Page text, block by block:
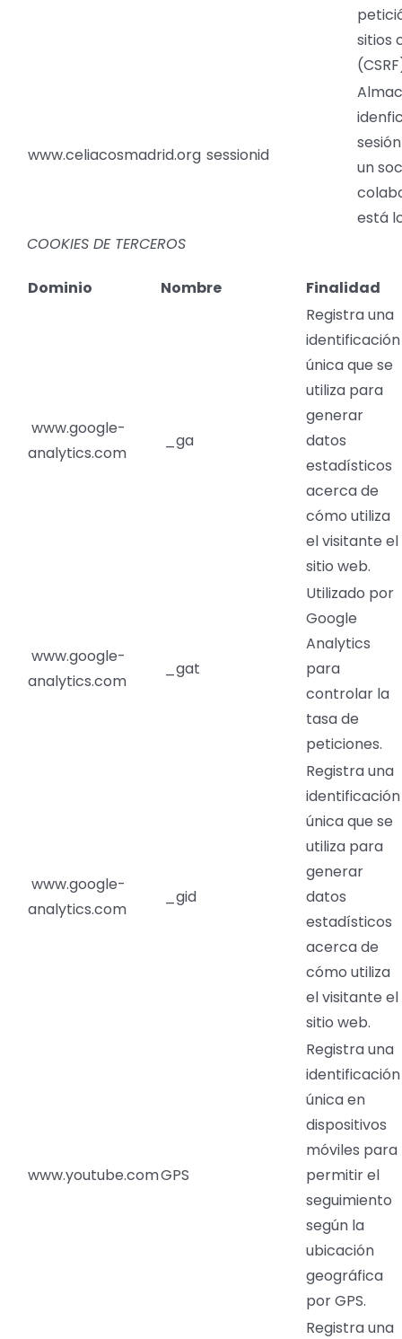
sitios
www.celiacosmadrid.org sessionid
un
está
COOKIES DE TERCEROS
Dominio Nombre Finalidad
www.google-
analytics.com
_ga
Registra una
identificación
única que se
utiliza para
generar
datos
estadísticos
acerca de
cómo utiliza
el visitante el
sitio web.
www.google-
analytics.com
_gat
Utilizado por
Google
Analytics
para
controlar la
tasa de
peticiones.
www.google-
analytics.com
_gid
Registra una
identificación
única que se
utiliza para
generar
datos
estadísticos
acerca de
cómo utiliza
el visitante el
sitio web.
www.youtube.comGPS
Registra una
identificación
única en
dispositivos
móviles para
permitir el
seguimiento
según la
ubicación
geográfica
por GPS.
Registra una